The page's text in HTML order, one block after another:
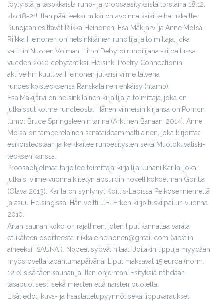
löylyistä ja tasokkaista runo- ja proosaesityksistä torstaina 18.12.
klo 18-21! Illan päätteeksi mikki on avoinna kaikille halukkaille.
Runojaan esittävät Riikka Heinonen, Esa Mäkijärvi ja Anne Mölsä.
Riikka Heinonen on helsinkiläinen runoilija ja toimittaja, joka
valittiin Nuoren Voiman Liiton Debytoi runoilijana -kilpailussa
vuoden 2010 debytantiksi. Helsinki Poetry Connectionin
aktiiveihin kuuluva Heinonen julkaisi viime talvena
runoesikoisteoksensa Ranskalainen ehkäisy (ntamo).
Esa Mäkijärvi on helsinkiläinen kirjailija ja toimittaja, joka on
julkaissut kolme runoteosta. Hänen viimeisin kirjansa on Pomon
lumo: Bruce Springsteenin tarina (Arktinen Banaani 2014). Anne
Mölsä on tamperelainen sanataideammattilainen, joka kirjoittaa
esikoisteostaan ja keikkailee runoesitysten sekä Muotokuvatiski-
teoksen kanssa.
Proosaohjelmaa tarjoilee toimittaja-kirjailija Juhani Karila, joka
julkaisi viime vuonna kiitetyn absurdin novellikokoelman Gorilla
(Otava 2013). Karila on syntynyt Koillis-Lapissa Pelkosenniemellä
ja asuu Helsingissä. Hän voitti J.H. Erkon kirjoituskilpailun vuonna
2010.
Arlan saunan koko on rajallinen, joten liput kannattaa varata
etukäteen osoitteesta: riikka.e.heinonen@gmail.com (viestiin
aiheeksi ”SAUNA”). Nopeat syövät hitaat! Joitakin lippuja myydään
myös ovella tapahtumapäivänä. Liput maksavat 15 euroa (norm.
12 e) sisältäen saunan ja illan ohjelman. Esityksiä nähdään
tasapuolisesti sekä miesten että naisten puolella.
Lisätiedot, kuva- ja haastattelupyynnöt sekä lippuvaraukset